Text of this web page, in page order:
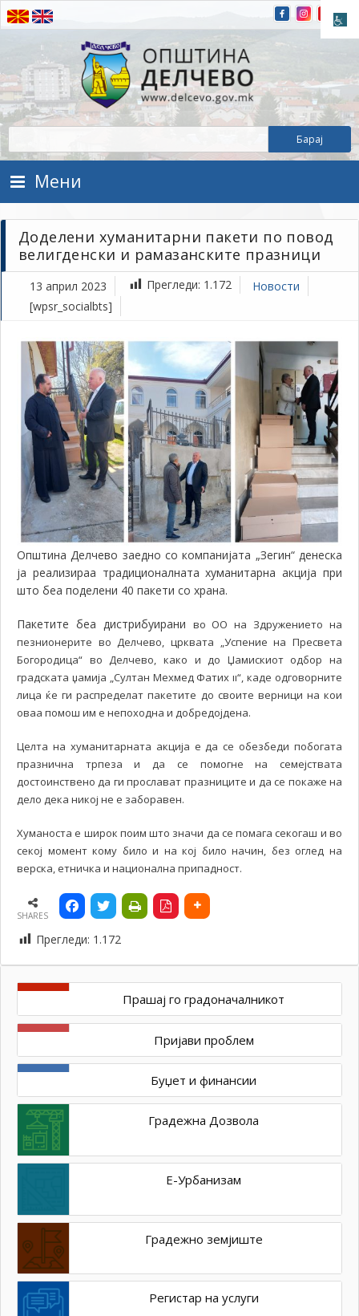
Прескокнете на содржината
Општина Делчево
Општина Делчево
Мени
Доделени хуманитарни пакети по повод
велигденски и рамазанските празници
13 април 2023 Прегледи: 1.172
Новости
[wpsr_socialbts]
Општина Делчево заедно со компанијата „Зегин“ денеска
ја реализираа традиционалната хуманитарна акција при
што беа поделени 40 пакети со храна.
Пакетите беа дистрибуирани во ОО на Здружението на
пезнионерите во Делчево, црквата „Успение на Пресвета
Богородица“ во Делчево, како и до Џамискиот одбор на
градската џамија „Султан Мехмед Фатих ıı“, каде одговорните
лица ќе ги распределат пакетите до своите верници на кои
оваа помош им е непоходна и добредојдена.
Целта на хуманитарната акција е да се обезбеди побогата
празнична трпеза и да се помогне на семејствата
достоинствено да ги прослават празниците и да се покаже на
дело дека никој не е заборавен.
Хуманоста е широк поим што значи да се помага секогаш и во
секој момент кому било и на кој било начин, без оглед на
верска, етничка и национална припадност.
SHARES
Прегледи: 1.172
Прашај го градоначалникот
Пријави проблем
Буџет и финансии
Градежна Дозвола
Е-Урбанизам
Градежно земјиште
Регистар на услуги